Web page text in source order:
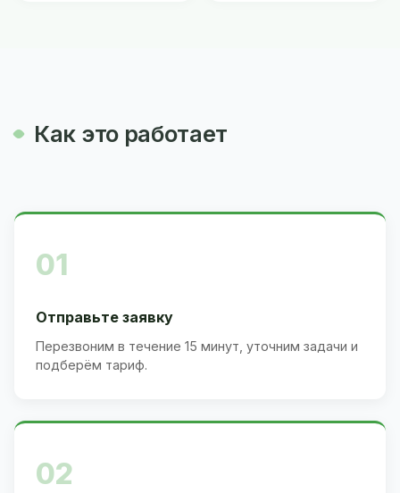
Как это работает
01
Отправьте заявку
Перезвоним в течение 15 минут, уточним задачи и
подберём тариф.
02